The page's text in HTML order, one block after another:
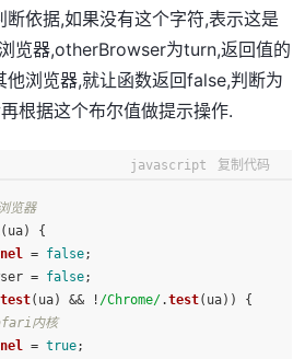
依据,如果没有这个字符,表示这是
览器,otherBrowser为turn,返回值的
他浏览器,就让函数返回false,判断为
根据这个布尔值做提示操作.
javascript 复制代码
览器
( ua) {
= false;
= false;
test(ua) && ! /Chrome/.test(ua)) {
内核
= true;